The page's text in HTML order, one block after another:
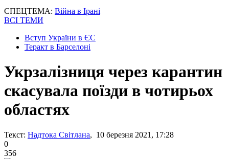
СПЕЦТЕМА: Війна в Ірані
ВСІ ТЕМИ
Вступ України в ЄС
Теракт в Барселоні
Укрзалізниця через карантин
скасувала поїзди в чотирьох
областях
Текст: Надтока Світлана, 10 березня 2021, 17:28
0
356